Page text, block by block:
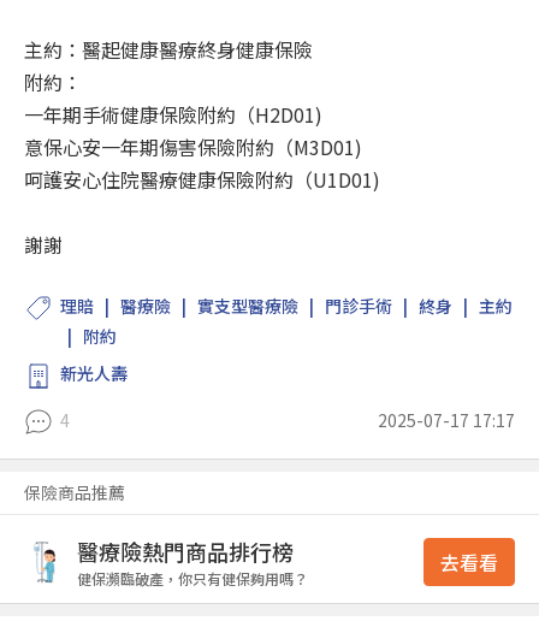
主約：醫起健康醫療終身健康保險
附約：
一年期手術健康保險附約（H2D01)
意保心安一年期傷害保險附約（M3D01)
呵護安心住院醫療健康保險附約（U1D01)
謝謝
理賠 醫療險 實支型醫療險 門診手術 終身
主約
附約
新光人壽
4
2025-07-17 17:17
保險商品推薦
醫療險熱門商品排行榜
健保瀕臨破產，你只有健保夠用嗎？
去看看